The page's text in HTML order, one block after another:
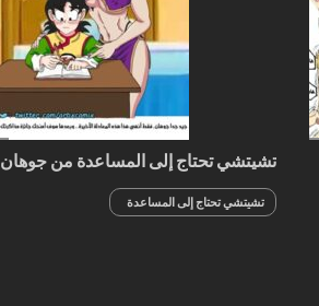
تشيتشي تحتاج إلى المساعدة من جوهان
كون
تشيتشي تحتاج إلى المساعدة
من جوهان كون